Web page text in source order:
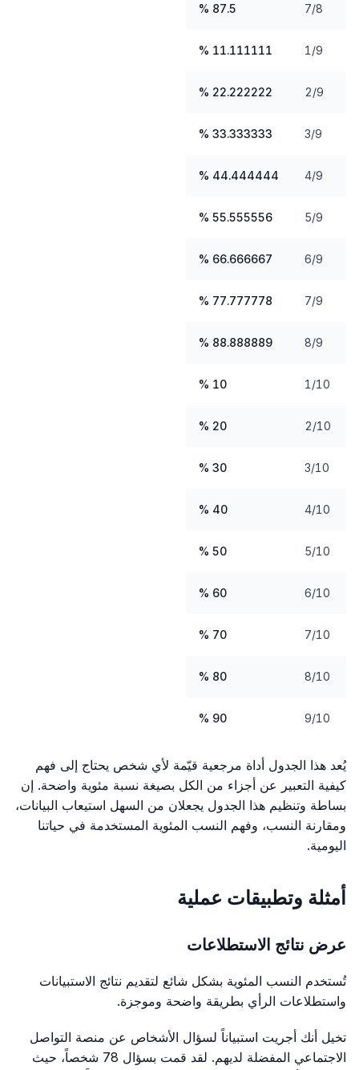
7/8
87.5 %
1/9
11.111111 %
2/9
22.222222 %
3/9
33.333333 %
4/9
44.444444 %
5/9
55.555556 %
6/9
66.666667 %
7/9
77.777778 %
8/9
88.888889 %
1/10
10 %
2/10
20 %
3/10
30 %
4/10
40 %
5/10
50 %
6/10
60 %
7/10
70 %
8/10
80 %
9/10
90 %
يُعد هذا الجدول أداة مرجعية قيّمة لأي شخص يحتاج إلى فهم
كيفية التعبير عن أجزاء من الكل بصيغة نسبة مئوية واضحة. إن
بساطة وتنظيم هذا الجدول يجعلان من السهل استيعاب البيانات،
ومقارنة النسب، وفهم النسب المئوية المستخدمة في حياتنا
اليومية.
أمثلة وتطبيقات عملية
عرض نتائج الاستطلاعات
تُستخدم النسب المئوية بشكل شائع لتقديم نتائج الاستبيانات
واستطلاعات الرأي بطريقة واضحة وموجزة.
تخيل أنك أجريت استبياناً لسؤال الأشخاص عن منصة التواصل
الاجتماعي المفضلة لديهم. لقد قمت بسؤال 78 شخصاً، حيث